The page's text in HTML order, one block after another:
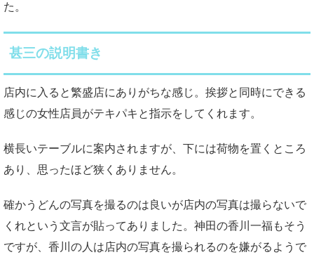
た。
甚三の説明書き
店内に入ると繁盛店にありがちな感じ。挨拶と同時にできる
感じの女性店員がテキパキと指示をしてくれます。
横長いテーブルに案内されますが、下には荷物を置くところ
あり、思ったほど狭くありません。
確かうどんの写真を撮るのは良いが店内の写真は撮らないで
くれという文言が貼ってありました。神田の香川一福もそう
ですが、香川の人は店内の写真を撮られるのを嫌がるようで